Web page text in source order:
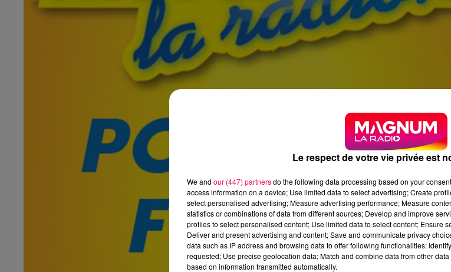
Le respect de votre vie privée est
We and our (447) partnersdo the following data processing based on your
access information on a device; Use limited data to select advertising; Create
select personalised advertising; Measure advertising performance; Measure
statistics or combinations of data from different sources; Develop and improve
profiles to select personalised content; Use limited data to select content; Ensure
Deliver and present advertising and content; Save and communicate privacy
data such as IP address and browsing data to offer following functionalities:
requested; Use precise geolocation data; Match and combine data from other
based on information transmitted automatically.